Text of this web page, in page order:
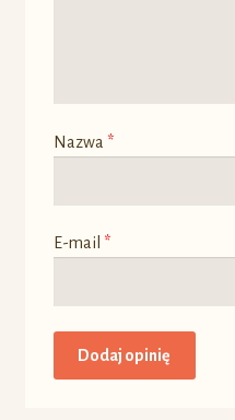
Nazwa *
E-mail *